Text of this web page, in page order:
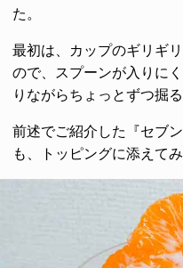
た。
最初は、カップのギリギ
ので、スプーンが入りに
りながらちょっとずつ掘
前述でご紹介した『セブ
も、トッピングに添えて